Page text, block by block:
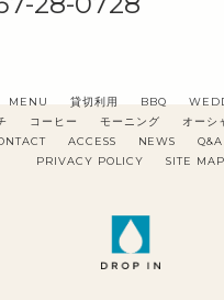
MENU 貸切利用 BBQ
コーヒー モーニング オーシ
ACCESS NEWS Q&A
PRIVACY POLICY
SITE MAP